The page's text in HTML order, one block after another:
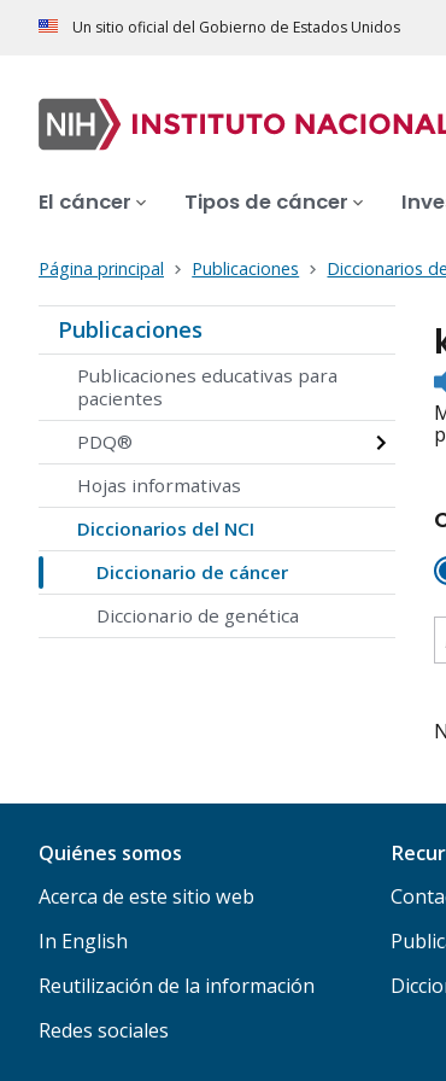
Un sitio oficial del Gobierno de Estados Unidos
El cáncer Tipos de cáncer
Página principal Publicaciones Diccionarios
Publicaciones
Publicaciones educativas para
pacientes
PDQ®
Hojas informativas
Diccionarios del NCI
Diccionario de cáncer
Diccionario de genética
Quiénes somos
Acerca de este sitio web
In English
Reutilización de la información
Redes sociales